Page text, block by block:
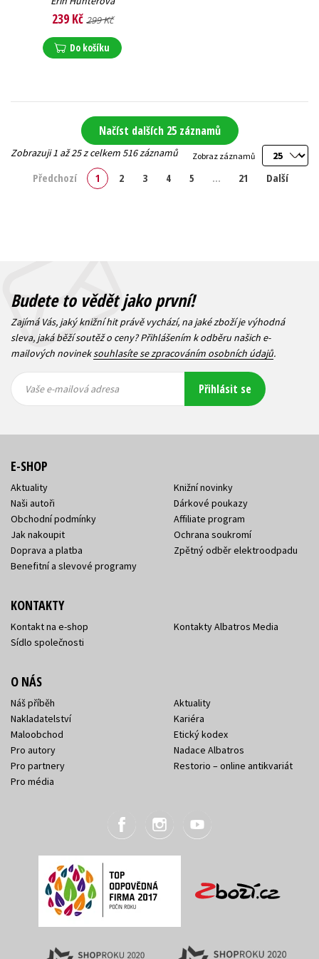
239 Kč 299 Kč
Do košíku
Načíst dalších 25 záznamů
Zobraz záznamů
Zobrazuji 1 až 25 z celkem 516 záznamů
Předchozí 1 2 3 4 5 … 21 Další
Budete to vědět jako první!
Zajímá Vás, jaký knižní hit právě vychází, na jaké zboží je výhodná
sleva, jaká běží soutěž o ceny? Přihlášením k odběru našich e-
mailových novineksouhlasíte se zpracováním osobních údajů.
mailová
mailová
Vaše e-mailová adresa Přihlásit se
E-SHOP
Aktuality
Naši autoři
Obchodní podmínky
Jak nakoupit
Doprava a platba
Benefitní a slevové programy
Knižní novinky
Dárkové poukazy
Affiliate program
Ochrana soukromí
Zpětný odběr elektroodpadu
KONTAKTY
Kontakt na e-shop
Sídlo společnosti
Kontakty Albatros Media
O NÁS
Náš příběh
Nakladatelství
Maloobchod
Pro autory
Pro partnery
Pro média
Aktuality
Kariéra
Etický kodex
Nadace Albatros
Restorio – online antikvariát